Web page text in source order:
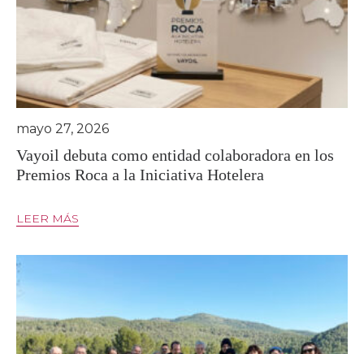
Vayoil debuta como entidad colaboradora en los
Premios Roca a la Iniciativa Hotelera
mayo 27, 2026
LEER MÁS